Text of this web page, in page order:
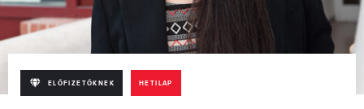
ELŐFIZETŐKNEK HETILAP